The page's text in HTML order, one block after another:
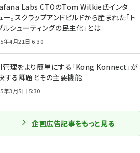
Labs CTOのTom Wilkie氏インタ
ー。スクラップアンドビルドから産まれた「ト
ルシューティングの民主化」とは
年4月21日 6:30
管理をより簡単にする「Kong Konnect」が
する課題とその主要機能
年3月5日 5:30
企画広告記事をもっと見る